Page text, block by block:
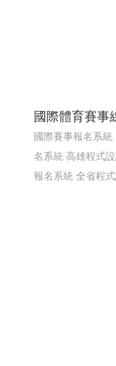
國際體育賽事
國際賽事報名系統
名系統 高雄程式
報名系統 全省程